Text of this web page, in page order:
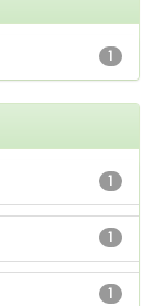
1
1
1
1